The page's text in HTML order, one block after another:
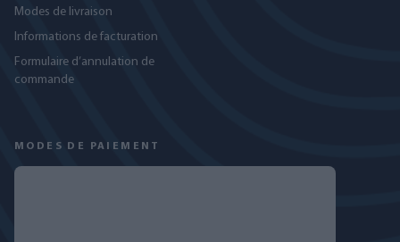
Modes de livraison
Informations de facturation
Formulaire d’annulation de
commande
MODES DE PAIEMENT